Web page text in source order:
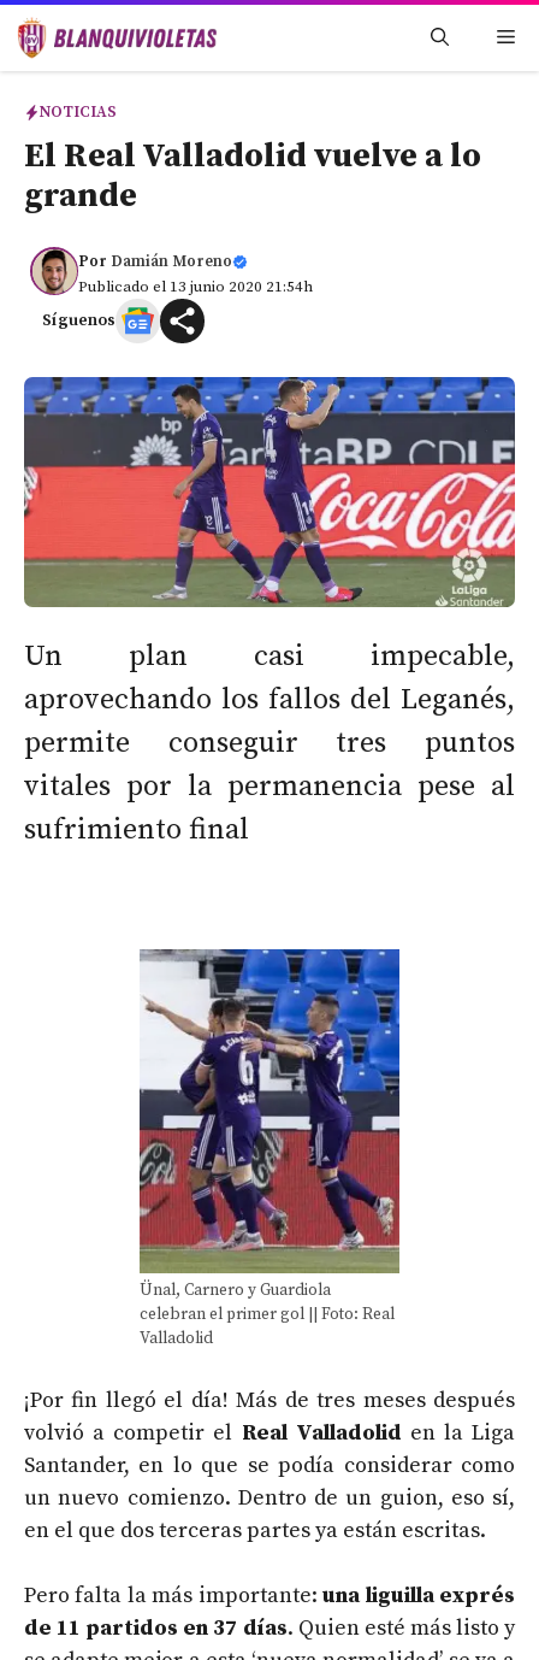
Saltar
NOTICIAS
El Real Valladolid vuelve a lo
grande
Por Damián Moreno
Publicado el 13 junio 2020 21:54h
Síguenos
Un plan casi impecable,
aprovechando los fallos del Leganés,
permite conseguir tres puntos
vitales por la permanencia pese al
sufrimiento final
Ünal, Carnero y Guardiola
celebran el primer gol || Foto: Real
Valladolid
¡Por fin llegó el día! Más de tres meses después
volvió a competir el Real Valladolid en la Liga
Santander, en lo que se podía considerar como
un nuevo comienzo. Dentro de un guion, eso sí,
en el que dos terceras partes ya están escritas.
Pero falta la más importante:una liguilla exprés
de 11 partidos en 37 días. Quien esté más listo y